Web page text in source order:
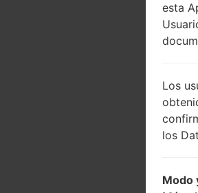
esta
Los
los
Modo